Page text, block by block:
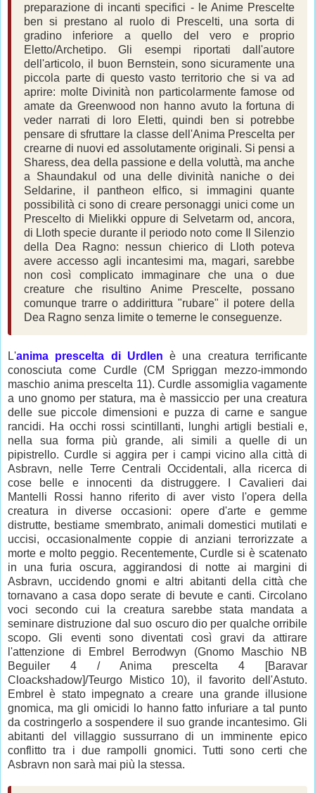
preparazione di incanti specifici - le Anime Prescelte
ben si prestano al ruolo di Prescelti, una sorta di
gradino inferiore a quello del vero e proprio
Eletto/Archetipo. Gli esempi riportati dall'autore
dell'articolo, il buon Bernstein, sono sicuramente una
piccola parte di questo vasto territorio che si va ad
aprire: molte Divinità non particolarmente famose od
amate da Greenwood non hanno avuto la fortuna di
veder narrati di loro Eletti, quindi ben si potrebbe
pensare di sfruttare la classe dell'Anima Prescelta per
crearne di nuovi ed assolutamente originali. Si pensi a
Sharess, dea della passione e della voluttà, ma anche
a Shaundakul od una delle divinità naniche o dei
Seldarine, il pantheon elfico, si immagini quante
possibilità ci sono di creare personaggi unici come un
Prescelto di Mielikki oppure di Selvetarm od, ancora,
di Lloth specie durante il periodo noto come Il Silenzio
della Dea Ragno: nessun chierico di Lloth poteva
avere accesso agli incantesimi ma, magari, sarebbe
non così complicato immaginare che una o due
creature che risultino Anime Prescelte, possano
comunque trarre o addirittura "rubare" il potere della
Dea Ragno senza limite o temerne le conseguenze.
L'anima prescelta di Urdlen è una creatura terrificante
conosciuta come Curdle (CM Spriggan mezzo-immondo
maschio anima prescelta 11). Curdle assomiglia vagamente
a uno gnomo per statura, ma è massiccio per una creatura
delle sue piccole dimensioni e puzza di carne e sangue
rancidi. Ha occhi rossi scintillanti, lunghi artigli bestiali e,
nella sua forma più grande, ali simili a quelle di un
pipistrello. Curdle si aggira per i campi vicino alla città di
Asbravn, nelle Terre Centrali Occidentali, alla ricerca di
cose belle e innocenti da distruggere. I Cavalieri dai
Mantelli Rossi hanno riferito di aver visto l'opera della
creatura in diverse occasioni: opere d'arte e gemme
distrutte, bestiame smembrato, animali domestici mutilati e
uccisi, occasionalmente coppie di anziani terrorizzate a
morte e molto peggio. Recentemente, Curdle si è scatenato
in una furia oscura, aggirandosi di notte ai margini di
Asbravn, uccidendo gnomi e altri abitanti della città che
tornavano a casa dopo serate di bevute e canti. Circolano
voci secondo cui la creatura sarebbe stata mandata a
seminare distruzione dal suo oscuro dio per qualche orribile
scopo. Gli eventi sono diventati così gravi da attirare
l'attenzione di Embrel Berrodwyn (Gnomo Maschio NB
Beguiler 4 / Anima prescelta 4 [Baravar
Cloackshadow]/Teurgo Mistico 10), il favorito dell'Astuto.
Embrel è stato impegnato a creare una grande illusione
gnomica, ma gli omicidi lo hanno fatto infuriare a tal punto
da costringerlo a sospendere il suo grande incantesimo. Gli
abitanti del villaggio sussurrano di un imminente epico
conflitto tra i due rampolli gnomici. Tutti sono certi che
Asbravn non sarà mai più la stessa.